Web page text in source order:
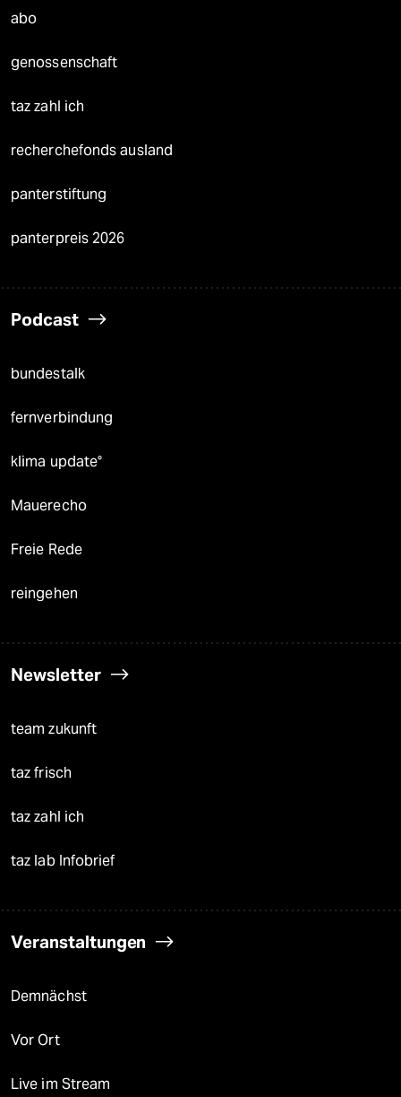
abo
genossenschaft
taz zahl ich
recherchefonds ausland
panterstiftung
panterpreis 2026
Podcast
bundestalk
fernverbindung
klima update°
Mauerecho
Freie Rede
reingehen
Newsletter
team zukunft
taz frisch
taz zahl ich
taz lab Infobrief
Veranstaltungen
Demnächst
Vor Ort
Live im Stream